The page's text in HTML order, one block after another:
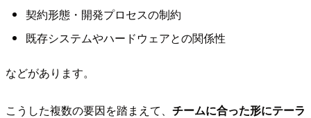
契約形態・開発プロセスの制約
既存システムやハードウェアとの関係性
などがあります。
こうした複数の要因を踏まえて、 チームに合った形にテーラ